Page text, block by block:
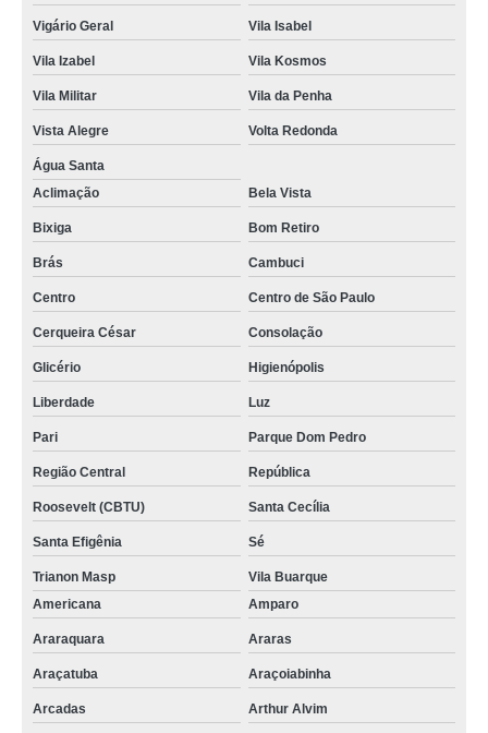
Vigário Geral Vila Isabel
Vila Izabel Vila Kosmos
Vila Militar Vila da Penha
Vista Alegre Volta Redonda
Água Santa
Aclimação
Bela Vista
Bixiga Bom Retiro
Brás Cambuci
Centro Centro de São Paulo
Cerqueira César Consolação
Glicério Higienópolis
Liberdade Luz
Pari Parque Dom Pedro
Região Central República
Roosevelt (CBTU) Santa Cecília
Santa Efigênia Sé
Trianon Masp
Vila Buarque
Americana
Amparo
Araraquara Araras
Araçatuba Araçoiabinha
Arcadas Arthur Alvim